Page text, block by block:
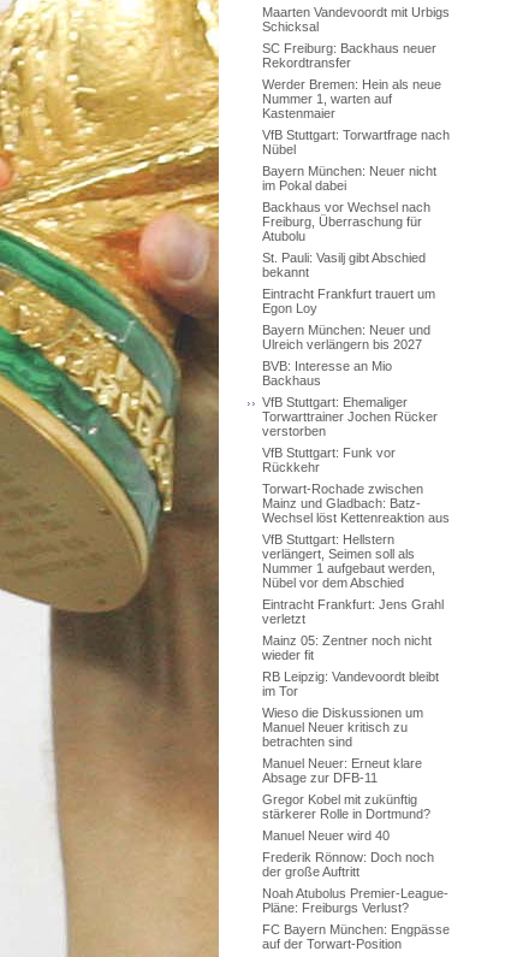
Maarten Vandevoordt mit Urbigs
Schicksal
SC Freiburg: Backhaus neuer
Rekordtransfer
Werder Bremen: Hein als neue
Nummer 1, warten auf
Kastenmaier
VfB Stuttgart: Torwartfrage nach
Nübel
Bayern München: Neuer nicht
im Pokal dabei
Backhaus vor Wechsel nach
Freiburg, Überraschung für
Atubolu
St. Pauli: Vasilj gibt Abschied
bekannt
Eintracht Frankfurt trauert um
Egon Loy
Bayern München: Neuer und
Ulreich verlängern bis 2027
BVB: Interesse an Mio
Backhaus
VfB Stuttgart: Ehemaliger
Torwarttrainer Jochen Rücker
verstorben
VfB Stuttgart: Funk vor
Rückkehr
Torwart-Rochade zwischen
Mainz und Gladbach: Batz-
Wechsel löst Kettenreaktion aus
VfB Stuttgart: Hellstern
verlängert, Seimen soll als
Nummer 1 aufgebaut werden,
Nübel vor dem Abschied
Eintracht Frankfurt: Jens Grahl
verletzt
Mainz 05: Zentner noch nicht
wieder fit
RB Leipzig: Vandevoordt bleibt
im Tor
Wieso die Diskussionen um
Manuel Neuer kritisch zu
betrachten sind
Manuel Neuer: Erneut klare
Absage zur DFB-11
Gregor Kobel mit zukünftig
stärkerer Rolle in Dortmund?
Manuel Neuer wird 40
Frederik Rönnow: Doch noch
der große Auftritt
Noah Atubolus Premier-League-
Pläne: Freiburgs Verlust?
FC Bayern München: Engpässe
auf der Torwart-Position